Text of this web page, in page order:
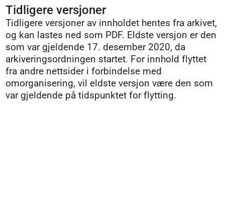
Tidligere versjoner
Tidligere versjoner av innholdet hentes fra arkivet,
og kan lastes ned som PDF. Eldste versjon er den
som var gjeldende 17. desember 2020, da
arkiveringsordningen startet. For innhold flyttet
fra andre nettsider i forbindelse med
omorganisering, vil eldste versjon være den som
var gjeldende på tidspunktet for flytting.